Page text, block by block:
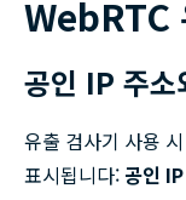
WebRTC
공인 IP 주소
유출 검사기 사용
표시됩니다: 공인